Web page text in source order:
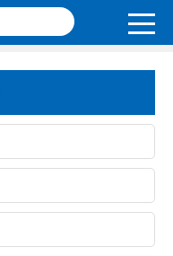
违反师德师风举报信箱